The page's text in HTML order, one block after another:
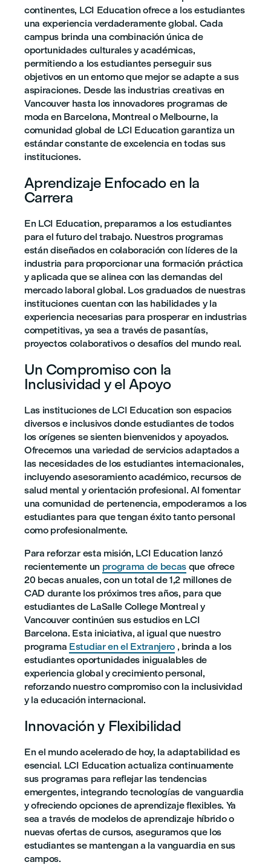
continentes, LCI Education ofrece a los estudiantes
una experiencia verdaderamente global. Cada
campus brinda una combinación única de
oportunidades culturales y académicas,
permitiendo a los estudiantes perseguir sus
objetivos en un entorno que mejor se adapte a sus
aspiraciones. Desde las industrias creativas en
Vancouver hasta los innovadores programas de
moda en Barcelona, Montreal o Melbourne, la
comunidad global de LCI Education garantiza un
estándar constante de excelencia en todas sus
instituciones.
Aprendizaje Enfocado en la
Carrera
En LCI Education, preparamos a los estudiantes
para el futuro del trabajo. Nuestros programas
están diseñados en colaboración con líderes de la
industria para proporcionar una formación práctica
y aplicada que se alinea con las demandas del
mercado laboral global. Los graduados de nuestras
instituciones cuentan con las habilidades y la
experiencia necesarias para prosperar en industrias
competitivas, ya sea a través de pasantías,
proyectos colaborativos o desafíos del mundo real.
Un Compromiso con la
Inclusividad y el Apoyo
Las instituciones de LCI Education son espacios
diversos e inclusivos donde estudiantes de todos
los orígenes se sienten bienvenidos y apoyados.
Ofrecemos una variedad de servicios adaptados a
las necesidades de los estudiantes internacionales,
incluyendo asesoramiento académico, recursos de
salud mental y orientación profesional. Al fomentar
una comunidad de pertenencia, empoderamos a los
estudiantes para que tengan éxito tanto personal
como profesionalmente.
Para reforzar esta misión, LCI Education lanzó
recientemente un programa de becas que ofrece
20 becas anuales, con un total de 1,2 millones de
CAD durante los próximos tres años, para que
estudiantes de LaSalle College Montreal y
Vancouver continúen sus estudios en LCI
Barcelona. Esta iniciativa, al igual que nuestro
programa Estudiar en el Extranjero , brinda a los
estudiantes oportunidades inigualables de
experiencia global y crecimiento personal,
reforzando nuestro compromiso con la inclusividad
y la educación internacional.
Innovación y Flexibilidad
En el mundo acelerado de hoy, la adaptabilidad es
esencial. LCI Education actualiza continuamente
sus programas para reflejar las tendencias
emergentes, integrando tecnologías de vanguardia
y ofreciendo opciones de aprendizaje flexibles. Ya
sea a través de modelos de aprendizaje híbrido o
nuevas ofertas de cursos, aseguramos que los
estudiantes se mantengan a la vanguardia en sus
campos.